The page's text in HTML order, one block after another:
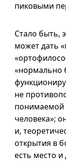
пиковыми
Стало быть,
может дать
«нормально
не
понимаемой
человека»;
и,
открытия в
есть место